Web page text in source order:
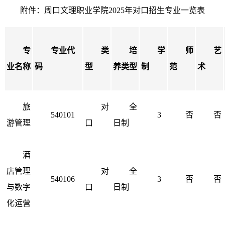
附件：周口文理职业学院2025年对口招生专业一览表
专
业名称
专业代
码
类
型
培
养类型
学
制
师
范
艺
术
旅
游管理
540101
对
口
全
日制
3 否 否
酒
店管理
与数字
化运营
540106
对
口
全
日制
3 否 否